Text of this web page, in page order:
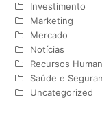
Investimento
Marketing
Mercado
Notícias
Recursos
Saúde e
Uncategorized